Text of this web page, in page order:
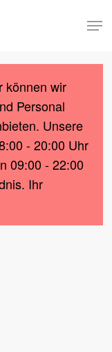
können wir
Personal
Unsere
- 20:00 Uhr
09:00 - 22:00
Ihr
Menu